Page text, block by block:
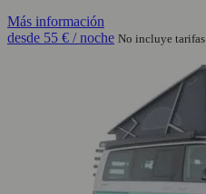
Más información
desde 55 € / noche No incluye tarifas